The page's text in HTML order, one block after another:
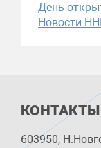
День
Новости
КОНТАКТЫ
603950,